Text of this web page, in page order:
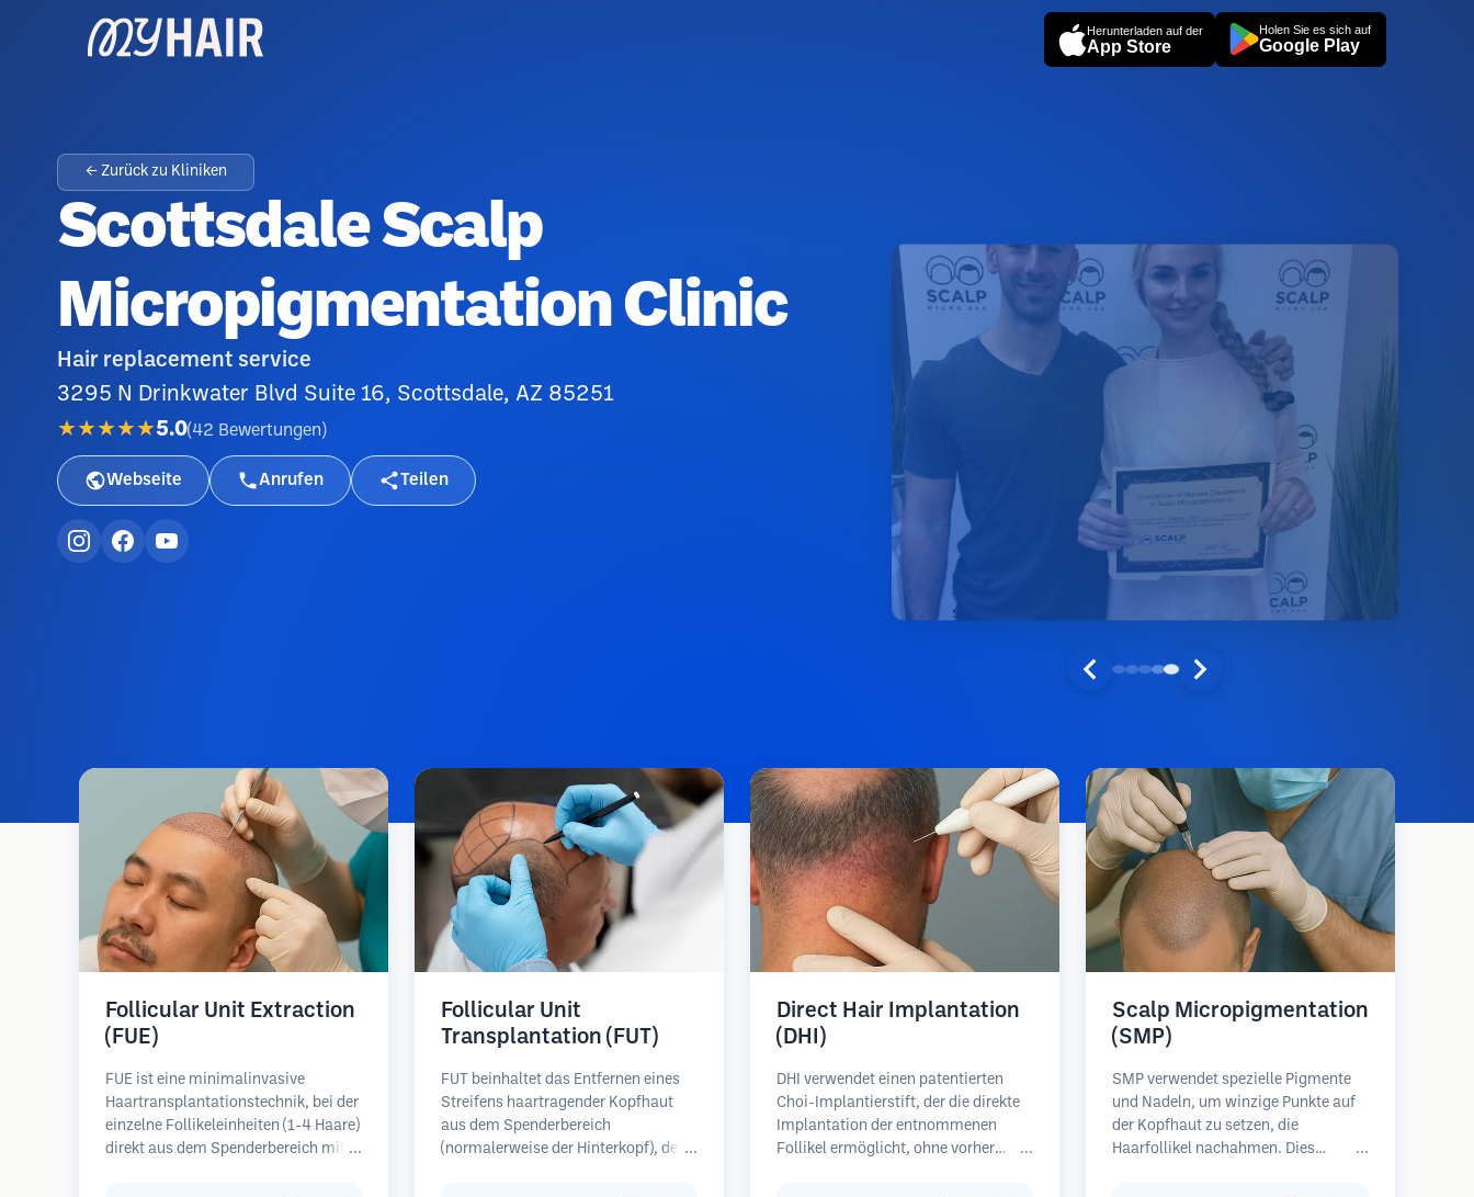
Herunterladen auf der
App Store
Holen Sie es sich auf
Google Play
← Zurück zu Kliniken
Scottsdale Scalp
Micropigmentation Clinic
Hair replacement service
3295 N Drinkwater Blvd Suite 16, Scottsdale, AZ 85251
★★★★★5.0(42 Bewertungen )
Webseite Anrufen Teilen
Follicular Unit Extraction
(FUE)
FUE ist eine minimalinvasive
Haartransplantationstechnik, bei der
einzelne Follikeleinheiten (1-4 Haare)
direkt aus dem Spenderbereich mit
Follicular Unit
Transplantation (FUT)
FUT beinhaltet das Entfernen eines
Streifens haartragender Kopfhaut
aus dem Spenderbereich
(normalerweise der Hinterkopf), der
Direct Hair Implantation
(DHI)
DHI verwendet einen patentierten
Choi-Implantierstift, der die direkte
Implantation der entnommenen
Follikel ermöglicht, ohne vorher
Scalp Micropigmentation
(SMP)
SMP verwendet spezielle Pigmente
und Nadeln, um winzige Punkte auf
der Kopfhaut zu setzen, die
Haarfollikel nachahmen. Dies